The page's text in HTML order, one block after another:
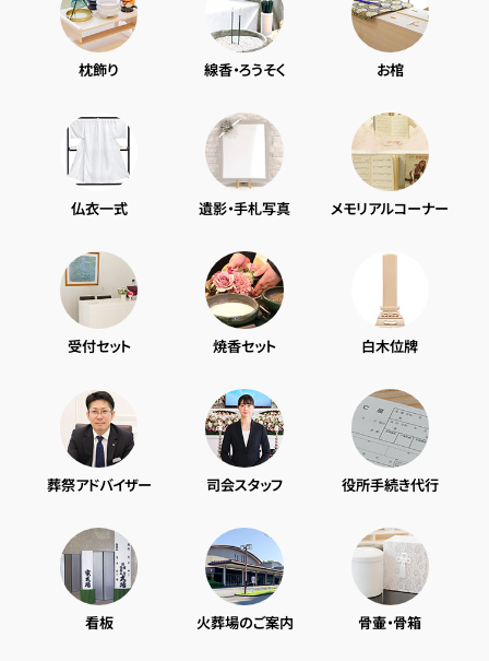
枕飾り 線香・ろうそく お棺
仏衣一式 遺影・手札写真 メモリアルコーナー
受付セット 焼香セット 白木位牌
葬祭アドバイザー 司会スタッフ 役所手続き代行
看板 火葬場のご案内 骨壷・骨箱